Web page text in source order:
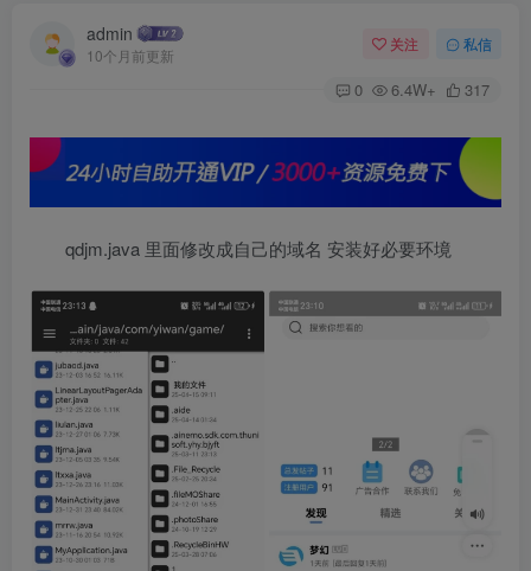
admin
10个月前更新
关注 私信
0 6.4W+ 317
qdjm.java 里面修改成自己的域名 安装好必要环境